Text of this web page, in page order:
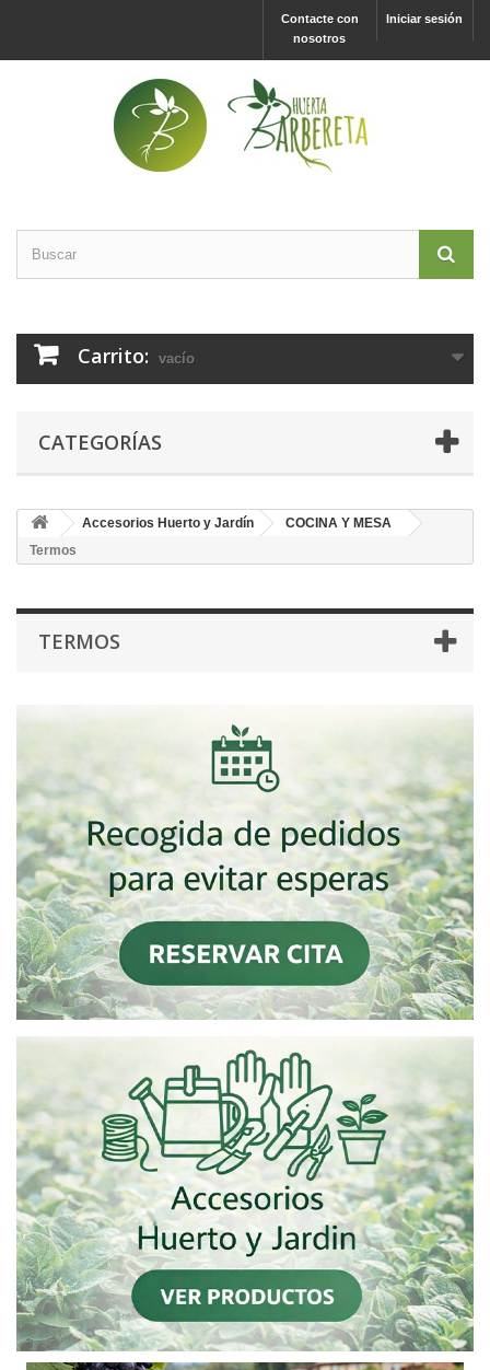
Iniciar sesión
Contacte con
nosotros
Carrito: vacío
CATEGORÍAS
Accesorios Huerto y Jardín
COCINA Y MESA
Termos
TERMOS